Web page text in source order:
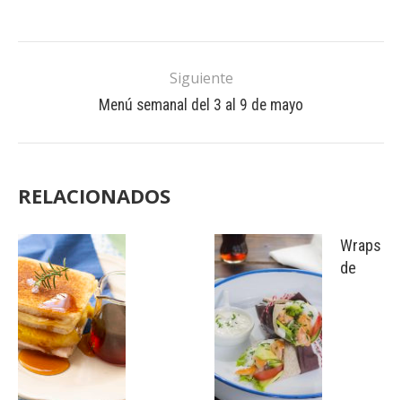
Siguiente
Menú semanal del 3 al 9 de mayo
RELACIONADOS
Wraps
de